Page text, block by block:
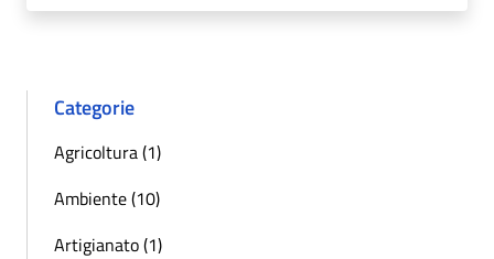
Categorie
Agricoltura (1)
Ambiente (10)
Artigianato (1)